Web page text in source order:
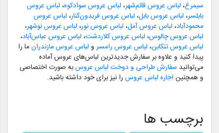
سیمرغ، لباس عروس قائم‌شهر، لباس عروس سوادکوه، لباس عروس
بابلسر، لباس عروس بابل، لباس عروس فریدون‌کنار، لباس عروس
محمودآباد، لباس عروس آمل، لباس عروس نور، لباس عروس نوشهر،
لباس عروس چالوس، لباس عروس کلاردشت، لباس عروس عباس‌آباد،
لباس عروس تنکابن، لباس عروس رامسر و لباس عروس مازندرانما را
پیدا کنید و علاوه بر سفارش جدیدترین لباس‌های عروس آماده
می‌توانید سفارش طراحی و دوخت لباس عروسبه صورت اختصاصی
و همچنین اجاره لباس عروس را نیز برای خود داشته باشید.
برچسب ها